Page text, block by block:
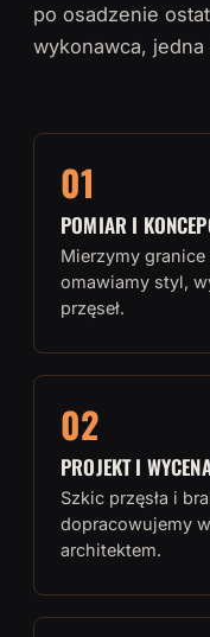
po osadzenie
wykonawca,
01
POMIAR I
Mierzymy
omawiamy styl,
przęseł.
02
PROJEKT I
Szkic przęsła i
dopracowujemy
architektem.